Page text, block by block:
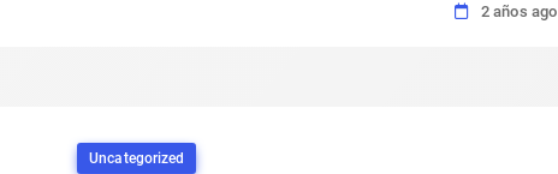
2 años ago
Uncategorized